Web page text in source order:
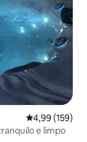
4,99 de uma
4,99 (159)
e limpo